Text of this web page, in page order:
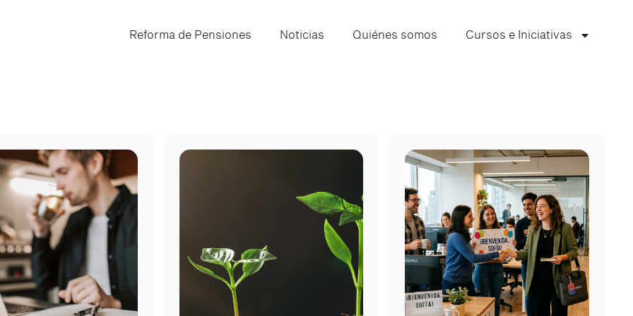
Reforma de Pensiones Noticias Quiénes somos Cursos e Iniciativas